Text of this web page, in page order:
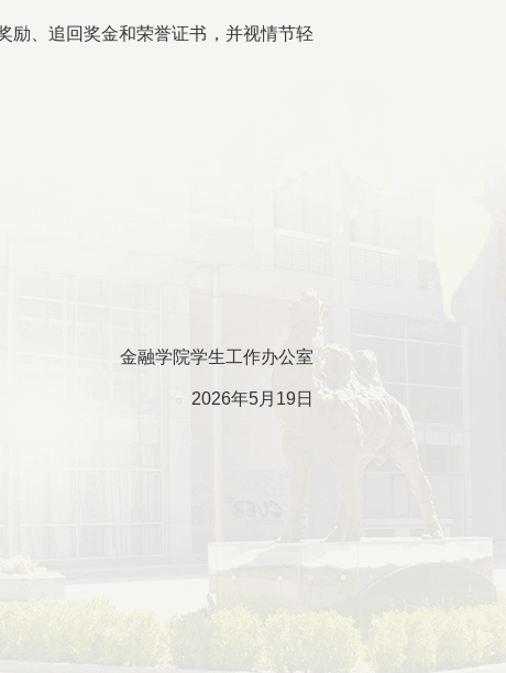
励、追回奖金和荣誉证书，并视情节轻
金融学院学生工作办公室
2026年5月19日